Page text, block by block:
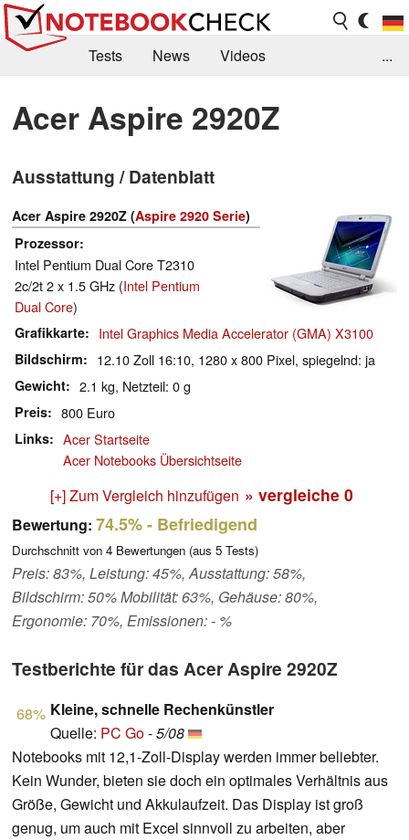
Tests News
Videos
Kaufberatung
Deals Suche
Jobs
Forum
...
Acer Aspire 2920Z
Ausstattung / Datenblatt
Acer Aspire 2920Z (Aspire 2920 Serie)
Prozessor
Intel Pentium Dual Core T2310
2c/2t 2 x 1.5 GHz (Intel Pentium
Dual Core)
Grafikkarte Intel Graphics Media Accelerator (GMA) X3100
Bildschirm 12.10 Zoll 16:10, 1280 x 800 Pixel, spiegelnd: ja
Gewicht 2.1 kg, Netzteil: 0 g
Preis 800 Euro
Links
Acer Startseite
Acer Notebooks Übersichtseite
[+] Zum Vergleich hinzufügen » vergleiche 0
Bewertung: 74.5%- Befriedigend
Durchschnitt von 4 Bewertungen (aus 5 Tests)
Preis: 83%, Leistung: 45%, Ausstattung: 58%,
Bildschirm: 50% Mobilität: 63%, Gehäuse: 80%,
Ergonomie: 70%, Emissionen: - %
Testberichte für das Acer Aspire 2920Z
68% Kleine, schnelle Rechenkünstler
Quelle: PC Go-5/08
Notebooks mit 12,1-Zoll-Display werden immer beliebter.
Kein Wunder, bieten sie doch ein optimales Verhältnis aus
Größe, Gewicht und Akkulaufzeit. Das Display ist groß
genug, um auch mit Excel sinnvoll zu arbeiten, aber